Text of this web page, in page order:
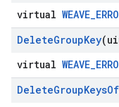
virtual
DeleteGroupKey
virtual
DeleteGroupKeysOf